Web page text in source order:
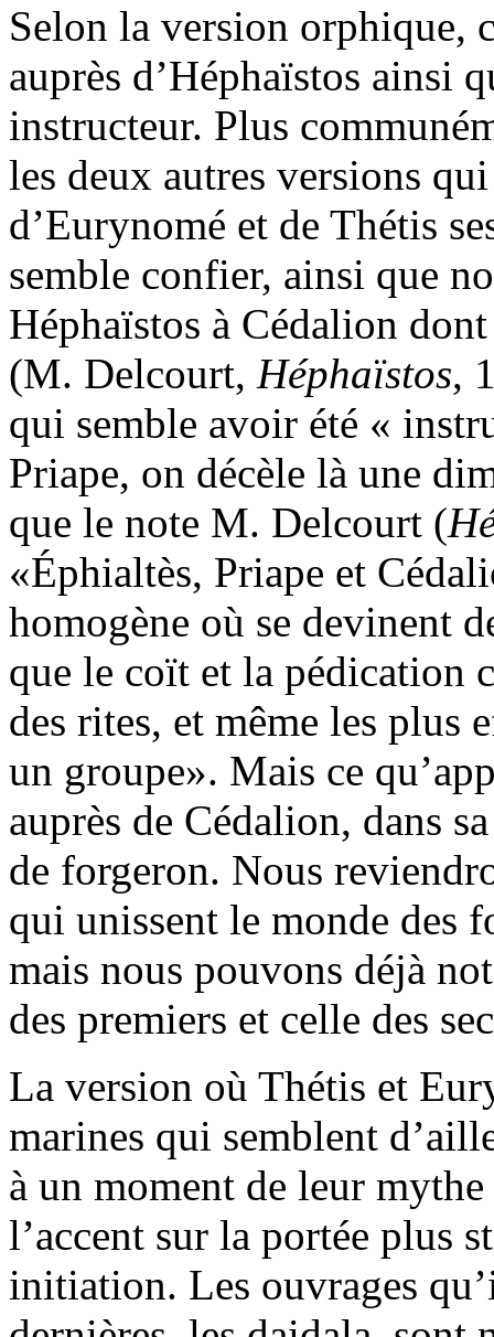
Selon la version orphique,
auprès d’Héphaïstos ainsi
instructeur. Plus
les deux autres versions
d’Eurynomé et de Thétis
semble confier, ainsi que
Héphaïstos à Cédalion
(M. Delcourt, Héphaïstos,
qui semble avoir été «
Priape, on décèle là une
que le note M. Delcourt (
Éphialtès, Priape et
homogène où se devinent
que le coït et la pédication
des rites, et même les plus
un groupe . Mais ce
auprès de Cédalion, dans
de forgeron. Nous
qui unissent le monde des
mais nous pouvons déjà
des premiers et celle des
La version où Thétis et
marines qui semblent
à un moment de leur
l’accent sur la portée plus
initiation. Les ouvrages